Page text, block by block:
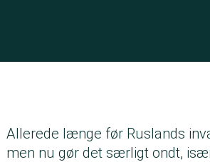
Allerede længe før Ruslands
men nu gør det særligt ondt,